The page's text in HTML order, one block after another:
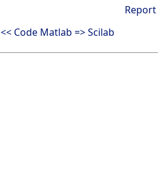
<< Code Matlab => Scilab